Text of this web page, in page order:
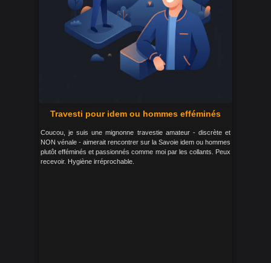
Travesti pour idem ou hommes efféminés
Coucou, je suis une mignonne travestie amateur - discrète et
NON vénale - aimerait rencontrer sur la Savoie idem ou hommes
plutôt efféminés et passionnés comme moi par les collants. Peux
recevoir. Hygiène irréprochable.